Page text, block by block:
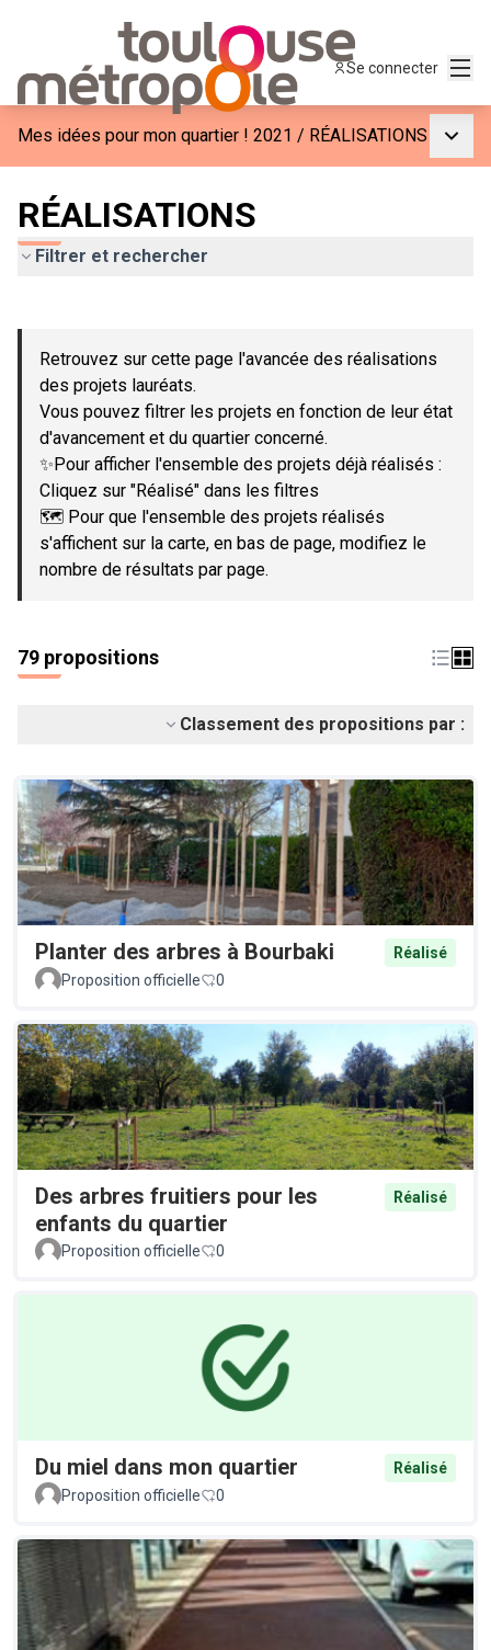
Se connecter
Mes idées pour mon quartier ! 2021 / RÉALISATIONS
RÉALISATIONS
Filtrer et rechercher
−
Retrouvez sur cette page l'avancée des réalisations
des projets lauréats.
Vous pouvez filtrer les projets en fonction de leur état
d'avancement et du quartier concerné.
✨Pour afficher l'ensemble des projets déjà réalisés :
Cliquez sur "Réalisé" dans les filtres
🗺️ Pour que l'ensemble des projets réalisés
s'affichent sur la carte, en bas de page, modifiez le
nombre de résultats par page.
79 propositions
Classement des propositions par :
Planter des arbres à Bourbaki
Réalisé
Proposition officielle
0
Des arbres fruitiers pour les
enfants du quartier
Réalisé
Proposition officielle 0
Du miel dans mon quartier
Réalisé
Proposition officielle
0